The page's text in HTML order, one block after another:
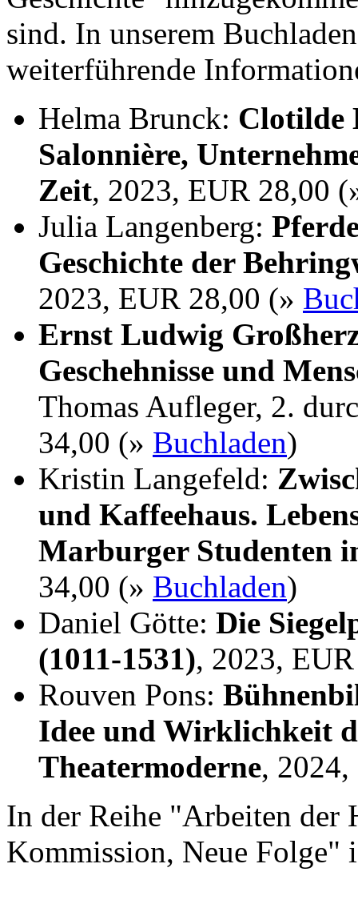
sind. In unserem
weiterführende
Helma Brunck: Clotilde
Salonnière,
Zeit, 2023, EUR 28,00
Julia Langenberg:
Geschichte der
2023, EUR 28,00 (»
Ernst Ludwig
Geschehnisse und
Thomas Aufleger, 2.
34,00 (» Buchladen)
Kristin Langefeld:
und Kaffeehaus.
Marburger Studenten
34,00 (» Buchladen)
Daniel Götte: Die
(1011-1531), 2023,
Rouven Pons:
Idee und Wirklichkeit
Theatermoderne,
In der Reihe "Arbeiten der
Kommission, Neue Folge"